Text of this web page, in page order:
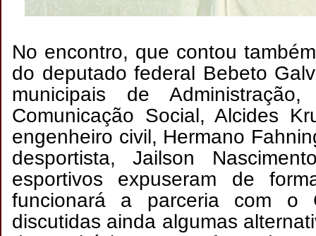
No encontro, que contou
do deputado federal Bebeto
municipais de
Comunicação Social, Alcides
engenheiro civil, Hermano
desportista, Jailson
esportivos expuseram de
funcionará a parceria com o
discutidas ainda algumas